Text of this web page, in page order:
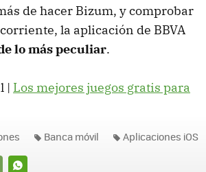
de hacer Bizum, y comprobar
la aplicación de BBVA
lo más peculiar.
| Los mejores juegos gratis para
Banca móvil Aplicaciones iOS